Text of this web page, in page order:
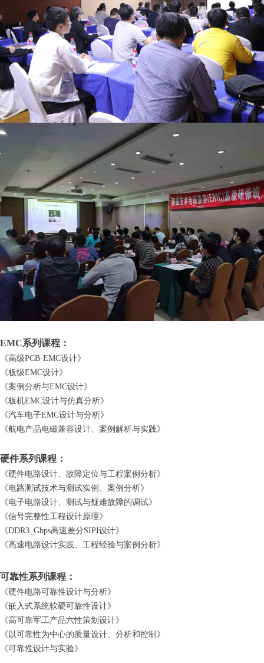
EMC系列课程：
《高级PCB-EMC设计》
《板级EMC设计》
《案例分析与EMC设计》
《板机EMC设计与仿真分析》
《汽车电子EMC设计与分析》
《航电产品电磁兼容设计、案例解析与实践》
硬件系列课程：
《硬件电路设计、故障定位与工程案例分析》
《电路测试技术与测试实例、案例分析》
《电子电路设计、测试与疑难故障的调试》
《信号完整性工程设计原理》
《DDR3_Gbps高速差分SIPI设计》
《高速电路设计实践、工程经验与案例分析》
可靠性系列课程：
《硬件电路可靠性设计与分析》
《嵌入式系统软硬可靠性设计》
《高可靠军工产品六性策划设计》
《以可靠性为中心的质量设计、分析和控制》
《可靠性设计与实验》